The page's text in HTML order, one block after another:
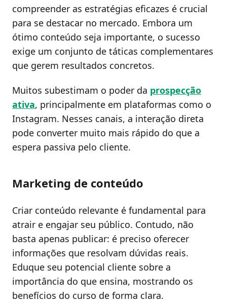
compreender as estratégias eficazes é crucial
para se destacar no mercado. Embora um
ótimo conteúdo seja importante, o sucesso
exige um conjunto de táticas complementares
que gerem resultados concretos.
Muitos subestimam o poder da prospecção
ativa, principalmente em plataformas como o
Instagram. Nesses canais, a interação direta
pode converter muito mais rápido do que a
espera passiva pelo cliente.
Marketing de conteúdo
Criar conteúdo relevante é fundamental para
atrair e engajar seu público. Contudo, não
basta apenas publicar: é preciso oferecer
informações que resolvam dúvidas reais.
Eduque seu potencial cliente sobre a
importância do que ensina, mostrando os
benefícios do curso de forma clara.